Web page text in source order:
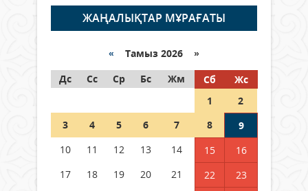
06 тамыз 2026 ж. 276
граждане Казахстана,
05 тамыз 2026 ж. 158
Шетелде жүрген Қазақстан
азаматтары қалай дауыс бере
ЖАҢАЛЫҚТАР МҰРАҒАТЫ
« Тамыз 2026 »
Дс
Сс Ср Бс Жм Сб
Жс
1
2
3
4 5 6 7 8
9
10
11 12 13 14 15
16
17
18 19 20 21 22
23